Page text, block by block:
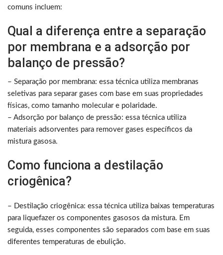
comuns incluem:
Qual a diferença entre a separação
por membrana e a adsorção por
balanço de pressão?
– Separação por membrana: essa técnica utiliza membranas
seletivas para separar gases com base em suas propriedades
físicas, como tamanho molecular e polaridade.
– Adsorção por balanço de pressão: essa técnica utiliza
materiais adsorventes para remover gases específicos da
mistura gasosa.
Como funciona a destilação
criogênica?
– Destilação criogênica: essa técnica utiliza baixas temperaturas
para liquefazer os componentes gasosos da mistura. Em
seguida, esses componentes são separados com base em suas
diferentes temperaturas de ebulição.